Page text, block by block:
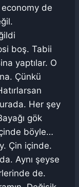
de
boş. Tabii
yaptılar. O
Çünkü
Her şey
gök
böyle…
Çin içinde.
Aynı şeyse
de.